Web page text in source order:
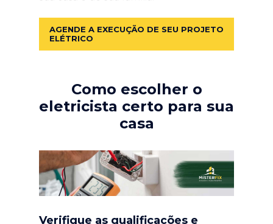
AGENDE A EXECUÇÃO DE SEU PROJETO
ELÉTRICO
Como escolher o
eletricista certo para sua
casa
Verifique as qualificações e